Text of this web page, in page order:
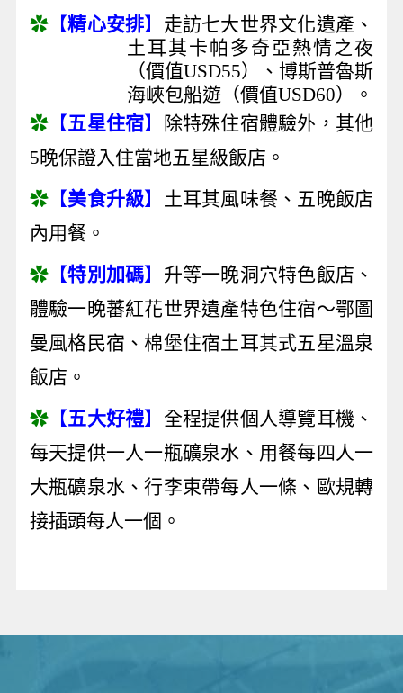
✿ 【精心安排】 走訪七大世界文化遺產、
土耳其卡帕多奇亞熱情之夜
（價值USD55）、博斯普魯斯
海峽包船遊（價值USD60）。
✿ 【五星住宿】
除特殊住宿體驗外，其他
5晚保證入住當地五星級飯店。
✿ 【美食升級】 土耳其風味餐、五晚飯店
內用餐。
✿ 【特別加碼】 升等一晚洞穴特色飯店、
體驗一晚蕃紅花世界遺產特色住宿～鄂圖
曼風格民宿、棉堡住宿土耳其式五星溫泉
飯店。
✿ 【五大好禮】 全程提供個人導覽耳機、
每天提供一人一瓶礦泉水、用餐每四人一
大瓶礦泉水、行李束帶每人一條、歐規轉
接插頭每人一個。